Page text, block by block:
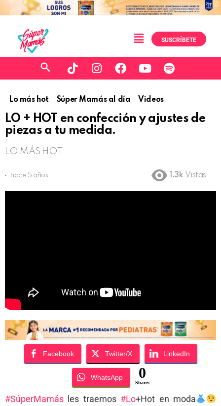
SUSCRÍBETE
Lo más hot Súper Mamás al día Videos
LO + HOT en confección y ajustes de
piezas a tu medida.
LO MÁS HOT
hace 5 años 1.3k Vistas
Facebook Twitter/X LinkedIn
WhatsApp 0
Shares
#SúperMamás les traemos #Lo+Hot en moda